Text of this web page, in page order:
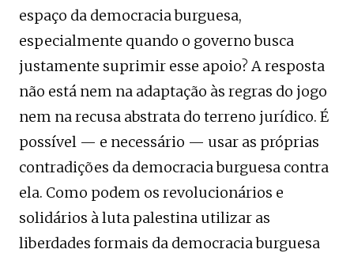
espaço da democracia burguesa,
especialmente quando o governo busca
justamente suprimir esse apoio? A resposta
não está nem na adaptação às regras do jogo
nem na recusa abstrata do terreno jurídico. É
possível — e necessário — usar as próprias
contradições da democracia burguesa contra
ela. Como podem os revolucionários e
solidários à luta palestina utilizar as
liberdades formais da democracia burguesa